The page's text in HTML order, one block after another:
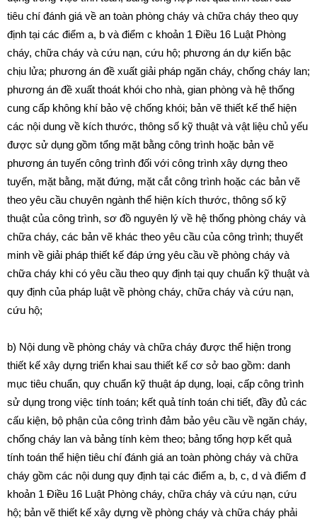
tiêu chí đánh giá về an toàn phòng cháy và chữa cháy theo quy
định tại các điểm a, b và điểm c khoản 1 Điều 16 Luật Phòng
cháy, chữa cháy và cứu nạn, cứu hộ; phương án dự kiến bậc
chịu lửa; phương án đề xuất giải pháp ngăn cháy, chống cháy lan;
phương án đề xuất thoát khói cho nhà, gian phòng và hệ thống
cung cấp không khí bảo vệ chống khói; bản vẽ thiết kế thể hiện
các nội dung về kích thước, thông số kỹ thuật và vật liệu chủ yếu
được sử dụng gồm tổng mặt bằng công trình hoặc bản vẽ
phương án tuyến công trình đối với công trình xây dựng theo
tuyến, mặt bằng, mặt đứng, mặt cắt công trình hoặc các bản vẽ
theo yêu cầu chuyên ngành thể hiện kích thước, thông số kỹ
thuật của công trình, sơ đồ nguyên lý về hệ thống phòng cháy và
chữa cháy, các bản vẽ khác theo yêu cầu của công trình; thuyết
minh về giải pháp thiết kế đáp ứng yêu cầu về phòng cháy và
chữa cháy khi có yêu cầu theo quy định tại quy chuẩn kỹ thuật và
quy định của pháp luật về phòng cháy, chữa cháy và cứu nạn,
cứu hộ;
b) Nội dung về phòng cháy và chữa cháy được thể hiện trong
thiết kế xây dựng triển khai sau thiết kế cơ sở bao gồm: danh
mục tiêu chuẩn, quy chuẩn kỹ thuật áp dụng, loại, cấp công trình
sử dụng trong việc tính toán; kết quả tính toán chi tiết, đầy đủ các
cấu kiện, bộ phận của công trình đảm bảo yêu cầu về ngăn cháy,
chống cháy lan và bảng tính kèm theo; bảng tổng hợp kết quả
tính toán thể hiện tiêu chí đánh giá an toàn phòng cháy và chữa
cháy gồm các nội dung quy định tại các điểm a, b, c, d và điểm đ
khoản 1 Điều 16 Luật Phòng cháy, chữa cháy và cứu nạn, cứu
hộ; bản vẽ thiết kế xây dựng về phòng cháy và chữa cháy phải